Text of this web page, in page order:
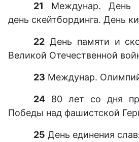
21 Междунар. День
день скейтбординга. День
22 День памяти и
Великой Отечественной
23 Междунар.
24 80 лет со дня
Победы над фашистской
25 День единения